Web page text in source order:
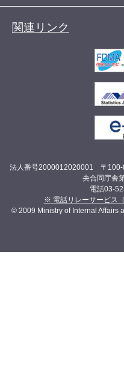
関連リンク
法人番号2000012020001 〒
央合同庁舎
電話03-
※ 電話リレーサービス
© 2009 Ministry of Internal Affairs